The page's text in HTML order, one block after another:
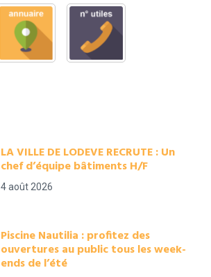
LA VILLE DE LODEVE RECRUTE : Un
chef d’équipe bâtiments H/F
4 août 2026
Piscine Nautilia : profitez des
ouvertures au public tous les week-
ends de l’été